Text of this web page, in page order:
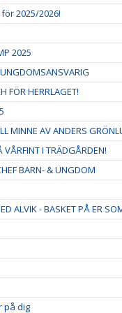
2025/2026!
2025
FÖR HERRLAGET!
MINNE AV ANDERS
VÅRFINT I TRÄDGÅRDEN!
BARN- & UNGDOM
ALVIK - BASKET PÅ ER
på dig